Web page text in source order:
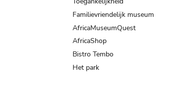
Familievriendelijk museum
AfricaMuseumQuest
AfricaShop
Bistro Tembo
Het park